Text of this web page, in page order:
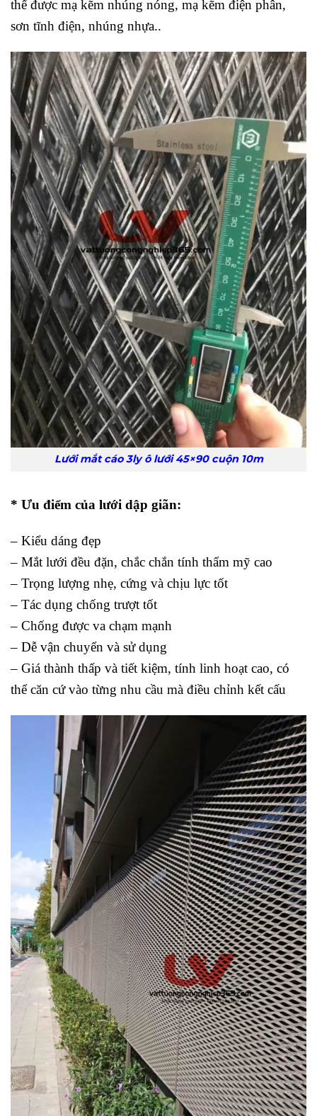
thể được mạ kẽm nhúng nóng, mạ kẽm điện phân,
sơn tĩnh điện, nhúng nhựa..
Lưới mắt cáo 3ly ô lưới 45×90 cuộn 10m
* Ưu điểm của lưới dập giãn:
– Kiểu dáng đẹp
– Mắt lưới đều đặn, chắc chắn tính thẩm mỹ cao
– Trọng lượng nhẹ, cứng và chịu lực tốt
– Tác dụng chống trượt tốt
– Chống được va chạm mạnh
– Dễ vận chuyển và sử dụng
– Giá thành thấp và tiết kiệm, tính linh hoạt cao, có
thể căn cứ vào từng nhu cầu mà điều chỉnh kết cấu